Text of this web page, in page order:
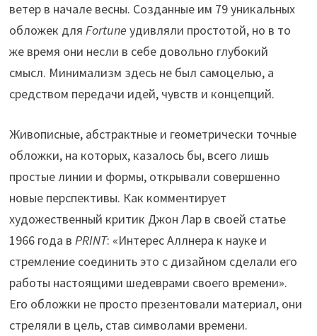
ветер в начале весны. Созданные им 79 уникальных
обложек дляFortune удивляли простотой, но в то
же время они несли в себе довольно глубокий
смысл. Минимализм здесь не был самоцелью, а
средством передачи идей, чувств и концепций.
Живописные, абстрактные и геометрически точные
обложки, на которых, казалось бы, всего лишь
простые линии и формы, открывали совершенно
новые перспективы. Как комментирует
художественный критик Джон Лар в своей статье
1966 года вPRINT: «Интерес Аллнера к науке и
стремление соединить это с дизайном сделали его
работы настоящими шедеврами своего времени».
Его обложки не просто презентовали материал, они
стреляли в цель, став символами времени.